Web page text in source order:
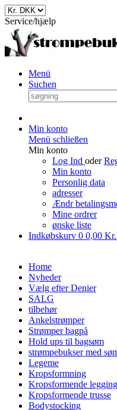
Service/hjælp
Menü
Suchen
Min konto
Menü schließen
Min konto
Log Ind oder
Min konto
Personlig data
adresser
Ændr
Mine ordrer
ønske liste
Indkøbskurv 0 0,00
Home
Nyheder
Vælg efter Denier
SALG
tilbehør
Ankelstrømper
Strømper bagpå
Hold ups til bagsøm
strømpebukser med
Legeme
Kropsformning
Kropsformende
Kropsformende trusse
Bodystocking